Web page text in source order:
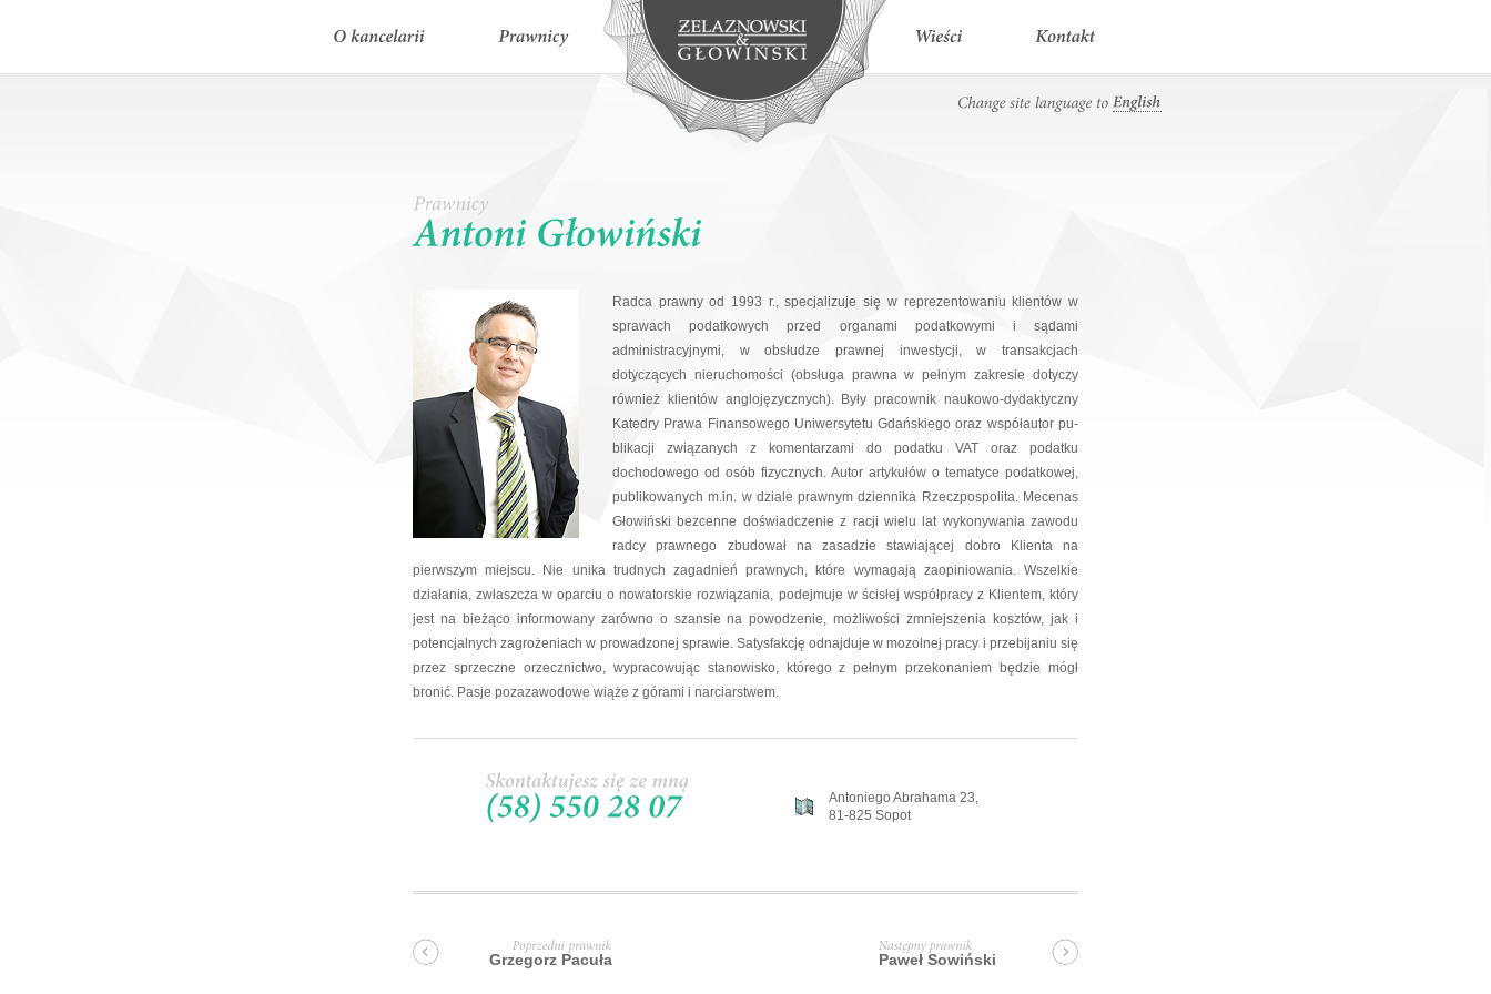
Radca prawny od 1993 r., specjalizuje się w reprezentowaniu klientów w
sprawach podatkowych przed organami podatkowymi i sądami
administracyjnymi, w obsłudze prawnej inwestycji, w transakcjach
dotyczących nieruchomości (obsługa prawna w pełnym zakresie dotyczy
również klientów anglojęzycznych). Były pracownik naukowo-dydaktyczny
Katedry Prawa Finansowego Uni­wer­sytetu Gdańskiego oraz współautor pu­
blikacji związanych z komentarzami do podatku VAT oraz podatku
dochodowego od osób fizycznych. Autor artykułów o tematyce podatkowej,
publikowanych m.in. w dziale prawnym dziennika Rzeczpospolita. Mecenas
Głowiński bezcenne doświadczenie z racji wielu lat wykonywania zawodu
radcy prawnego zbudował na zasadzie stawiającej dobro Klienta na
pierwszym miejscu. Nie unika trudnych zagadnień prawnych, które wymagają zaopiniowania. Wszelkie
działania, zwłaszcza w oparciu o nowatorskie rozwiązania, podejmuje w ścisłej współpracy z Klientem, który
jest na bieżąco informowany zarówno o szansie na powodzenie, możliwości zmniejszenia kosztów, jak i
potencjalnych zagrożeniach w prowadzonej sprawie. Satysfakcję odnajduje w mozolnej pracy i przebijaniu się
przez sprzeczne orzecznictwo, wypracowując stanowisko, którego z pełnym przekonaniem będzie mógł
bronić. Pasje pozazawodowe wiąże z górami i narciarstwem.
Antoniego Abrahama 23,
81-825 Sopot
Grzegorz Pacuła Paweł Sowiński